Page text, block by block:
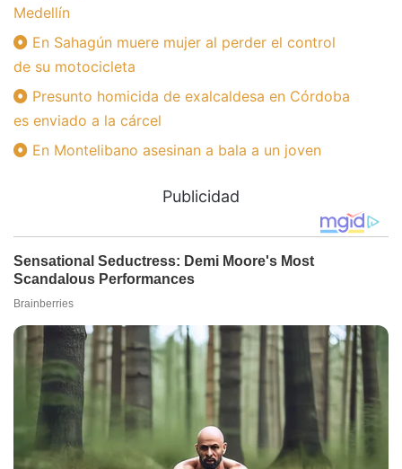
Medellín
En Sahagún muere mujer al perder el control
de su motocicleta
Presunto homicida de exalcaldesa en Córdoba
es enviado a la cárcel
En Montelibano asesinan a bala a un joven
Publicidad